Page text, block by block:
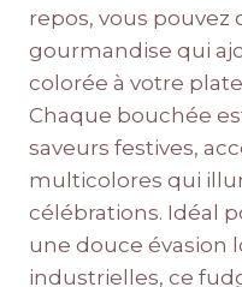
repos, vous pouvez
gourmandise qui
colorée à votre
Chaque bouchée
saveurs festives,
multicolores qui
célébrations. Idéal
une douce évasion
industrielles, ce